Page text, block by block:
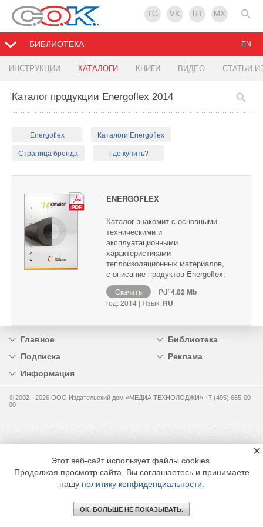
TG VK RT MX
БИБЛИОТЕКА
ИНСТРУКЦИИ КАТАЛОГИ КНИГИ ВИДЕО СТАТЬИ
EN
Каталог продукции Energoflex 2014
Energoflex Каталоги Energoflex
Страница бренда Где купить?
ENERGOFLEX
Каталог знакомит с основными
техническими и
эксплуатационными
характеристиками
теплоизоляционных материалов,
с описание продуктов Energoflex.
Скачать Pdf4.82 Mb
год: 2014 | Язык: RU
Главное
Библиотека
Подписка
Реклама
Информация
© 2002 - 2026 OOO Издательский дом «МЕДИА ТЕХНОЛОДЖИ» +7 (495) 665-00-
00
Этот веб-сайт использует файлы cookies.
Продолжая просмотр сайта, Вы соглашаетесь и принимаете
нашу политику конфиденциальности
ОК. БОЛЬШЕ НЕ ПОКАЗЫВАТЬ.
×